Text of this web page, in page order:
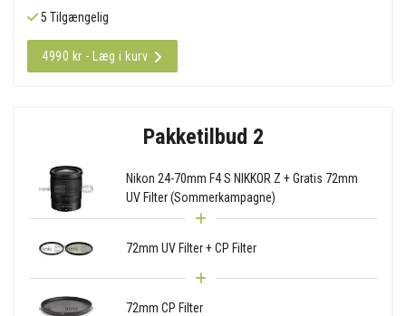
5 Tilgængelig
4990 kr - Læg i kurv
Pakketilbud 2
Nikon 24-70mm F4 S NIKKOR Z + Gratis 72mm
UV Filter (Sommerkampagne)
72mm UV Filter + CP Filter
72mm CP Filter